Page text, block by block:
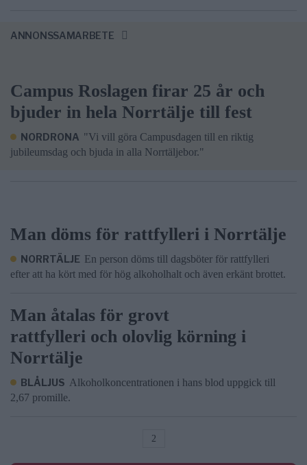
ANNONSSAMARBETE
Campus Roslagen firar 25 år och
bjuder in hela Norrtälje till fest
NORDRONA "Vi vill göra Campusdagen till en riktig
jubileumsdag och bjuda in alla Norrtäljebor."
Man döms för rattfylleri i Norrtälje
NORRTÄLJE En person döms till dagsböter för rattfylleri
efter att ha kört med för hög alkoholhalt och även erkänt brottet.
Man åtalas för grovt
rattfylleri och olovlig körning i
Norrtälje
BLÅLJUS Alkoholkoncentrationen i hans blod uppgick till
2,67 promille.
2